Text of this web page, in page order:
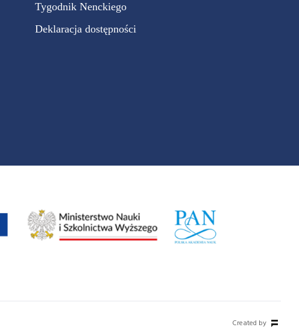
Tygodnik Nenckiego
Deklaracja dostępności
Created by